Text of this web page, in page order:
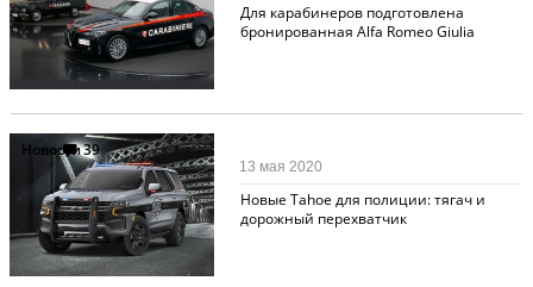
Для карабинеров подготовлена
бронированная Alfa Romeo Giulia
Новости39
Новые Tahoe для полиции: тягач и
дорожный перехватчик
13 мая 2020